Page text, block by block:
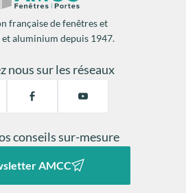
française de fenêtres et
aluminium depuis 1947.
nous sur les réseaux
conseils sur-mesure
AMCC